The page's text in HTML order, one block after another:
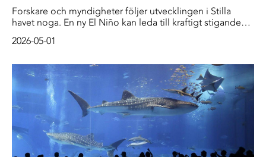
Forskare och myndigheter följer utvecklingen i Stilla
havet noga. En ny El Niño kan leda till kraftigt stigande
året.
2026-05-01